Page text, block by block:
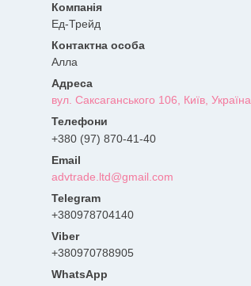
Ед-Трейд
Алла
вул. Саксаганського 106, Київ, Україна
+380 (97) 870-41-40
advtrade.ltd@gmail.com
+380978704140
+380970788905